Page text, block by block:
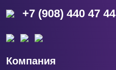
Компания
+7 (908) 440 47 44